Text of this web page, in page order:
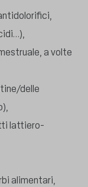
a volte
delle
lattiero-
alimentari,